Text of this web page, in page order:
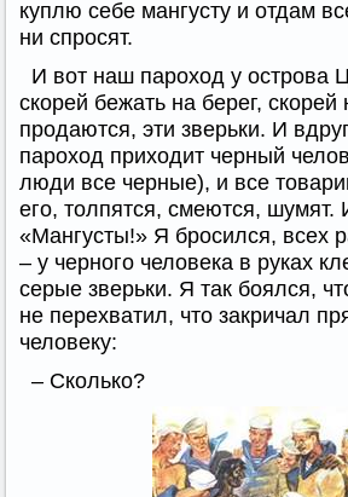
куплю себе мангусту и отдам
ни спросят.
И вот наш пароход у острова
скорей бежать на берег, скорей
продаются, эти зверьки. И
пароход приходит черный
люди все черные), и все
его, толпятся, смеются, шумят.
«Мангусты!» Я бросился, всех
– у черного человека в руках
серые зверьки. Я так боялся,
не перехватил, что закричал
человеку:
– Сколько?